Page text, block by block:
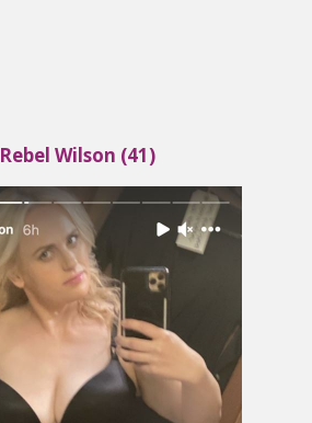
Rebel Wilson (41)